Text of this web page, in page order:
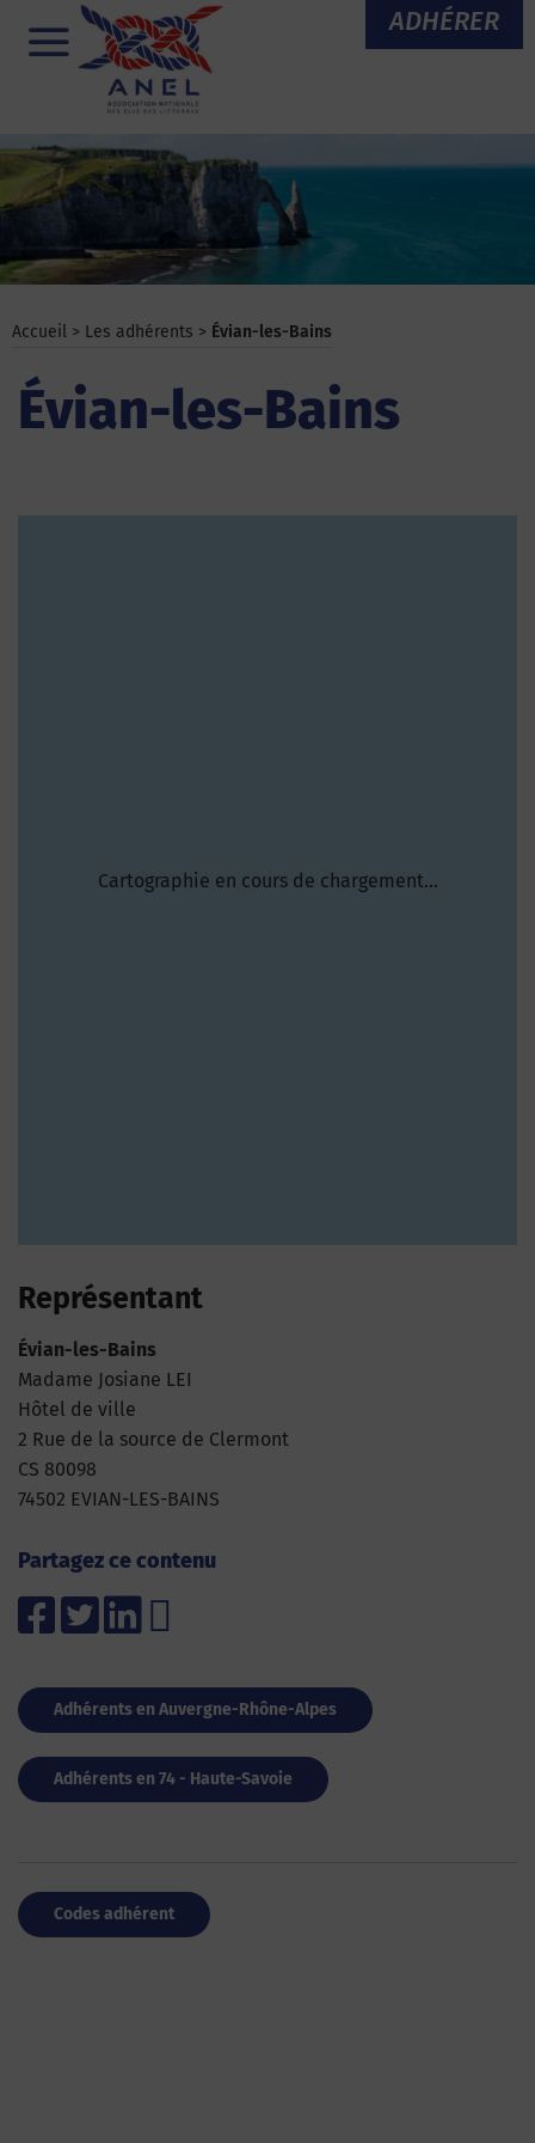
ADHÉRER
Menu
Accueil > Les adhérents > Évian-les-Bains
Évian-les-Bains
Cartographie en cours de chargement...
Représentant
Évian-les-Bains
Madame Josiane LEI
Hôtel de ville
2 Rue de la source de Clermont
CS 80098
74502 EVIAN-LES-BAINS
Partagez ce contenu
Adhérents en Auvergne-Rhône-Alpes
Adhérents en 74 - Haute-Savoie
Codes adhérent